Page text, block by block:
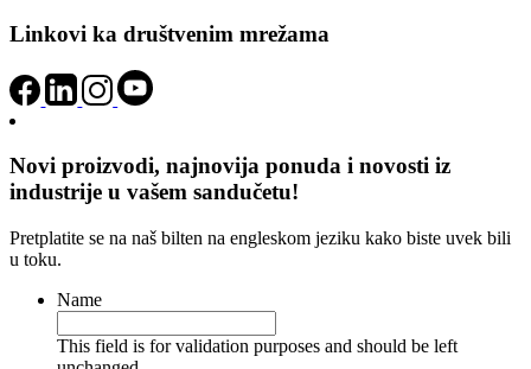
Linkovi ka društvenim mrežama
Novi proizvodi, najnovija ponuda i novosti iz
industrije u vašem sandučetu!
Pretplatite se na naš bilten na engleskom jeziku kako biste uvek bili
u toku.
Name
This field is for validation purposes and should be left